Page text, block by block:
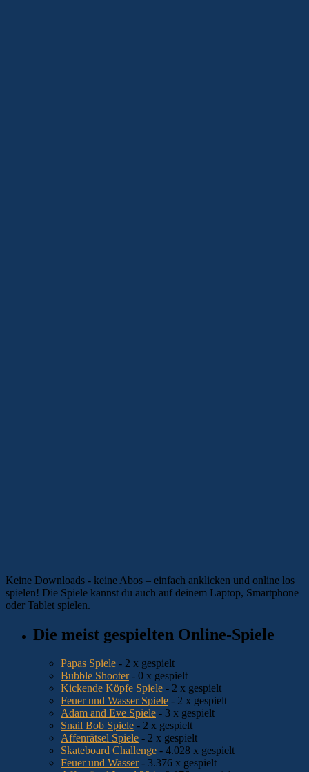
Keine Downloads - keine Abos – einfach anklicken und online los
spielen! Die Spiele kannst du auch auf deinem Laptop, Smartphone
oder Tablet spielen.
Die meist gespielten Online-Spiele
Papas Spiele - 2 x gespielt
Bubble Shooter- 0 x gespielt
Kickende Köpfe Spiele - 2 x gespielt
Feuer und Wasser Spiele - 2 x gespielt
Adam and Eve Spiele - 3 x gespielt
Snail Bob Spiele - 2 x gespielt
Affenrätsel Spiele - 2 x gespielt
Skateboard Challenge - 4.028 x gespielt
Feuer und Wasser- 3.376 x gespielt